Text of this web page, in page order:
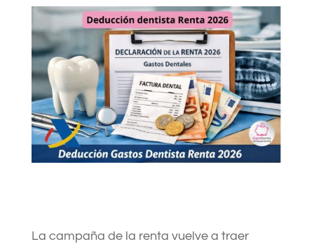
La campaña de la renta vuelve a traer